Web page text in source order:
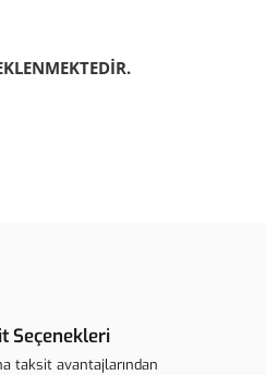
Seçenekleri
taksit avantajlarından